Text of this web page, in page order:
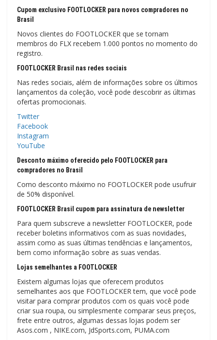
Cupom exclusivo FOOTLOCKER para novos compradores no
Brasil
Novos clientes do FOOTLOCKER que se tornam
membros do FLX recebem 1.000 pontos no momento do
registro.
FOOTLOCKER Brasil nas redes sociais
Nas redes sociais, além de informações sobre os últimos
lançamentos da coleção, você pode descobrir as últimas
ofertas promocionais.
Twitter
Facebook
Instagram
YouTube
Desconto máximo oferecido pelo FOOTLOCKER para
compradores no Brasil
Como desconto máximo no FOOTLOCKER pode usufruir
de 50% disponível.
FOOTLOCKER Brasil cupom para assinatura de newsletter
Para quem subscreve a newsletter FOOTLOCKER, pode
receber boletins informativos com as suas novidades,
assim como as suas últimas tendências e lançamentos,
bem como informação sobre as suas vendas.
Lojas semelhantes a FOOTLOCKER
Existem algumas lojas que oferecem produtos
semelhantes aos que FOOTLOCKER tem, que você pode
visitar para comprar produtos com os quais você pode
criar sua roupa, ou simplesmente comparar seus preços,
frete entre outros, algumas dessas lojas podem ser
Asos.com , NIKE.com, JdSports.com, PUMA.com